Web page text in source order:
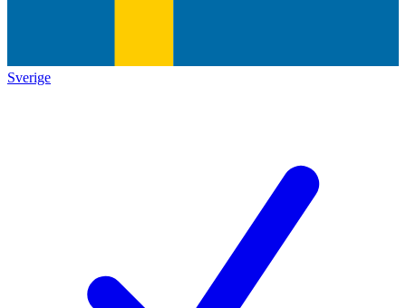
Sverige